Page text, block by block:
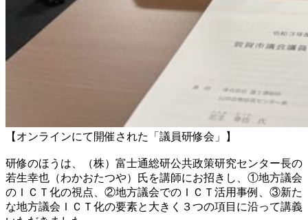
【オンラインにて開催された「議員研修会」】
研修のほうは、（株）富士通総研公共政策研究センター長の
若生幸也（わかおたつや）氏を講師にお招きし、①地方議会
のＩＣＴ化の視点、②地方議会でのＩＣＴ活用事例、③新た
な地方議会ＩＣＴ化の要素と大きく３つの項目に沿って講義